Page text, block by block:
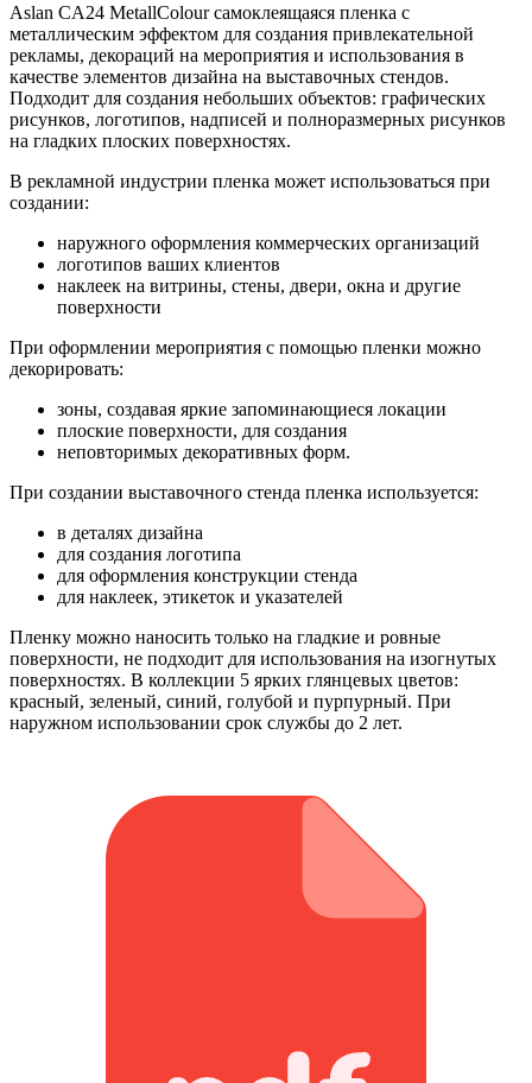
Aslan CA24 MetallColour самоклеящаяся пленка с
металлическим эффектом для создания привлекательной
рекламы, декораций на мероприятия и использования в
качестве элементов дизайна на выставочных стендов.
Подходит для создания небольших объектов: графических
рисунков, логотипов, надписей и полноразмерных рисунков
на гладких плоских поверхностях.
В рекламной индустрии пленка может использоваться при
создании:
наружного оформления коммерческих организаций
логотипов ваших клиентов
наклеек на витрины, стены, двери, окна и другие
поверхности
При оформлении мероприятия с помощью пленки можно
декорировать:
зоны, создавая яркие запоминающиеся локации
плоские поверхности, для создания
неповторимых декоративных форм.
При создании выставочного стенда пленка используется:
в деталях дизайна
для создания логотипа
для оформления конструкции стенда
для наклеек, этикеток и указателей
Пленку можно наносить только на гладкие и ровные
поверхности, не подходит для использования на изогнутых
поверхностях. В коллекции 5 ярких глянцевых цветов:
красный, зеленый, синий, голубой и пурпурный. При
наружном использовании срок службы до 2 лет.